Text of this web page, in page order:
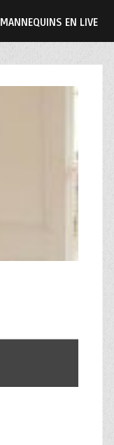
MANNEQUINS EN LIVE